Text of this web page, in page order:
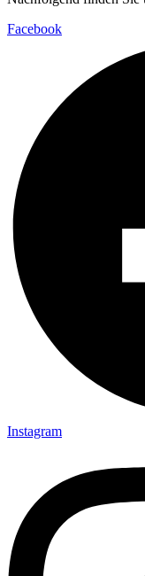
Facebook
Instagram